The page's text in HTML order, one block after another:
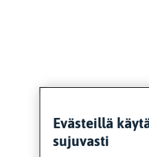
Evästeillä
sujuvasti